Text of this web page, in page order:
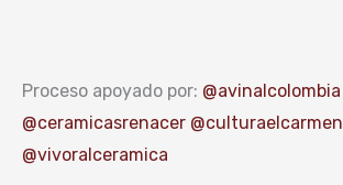
Proceso apoyado por: @avinalcolombia
@ceramicasrenacer @culturaelcarmen
@vivoralceramica